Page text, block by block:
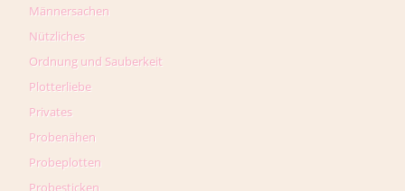
Männersachen
Nützliches
Ordnung und Sauberkeit
Plotterliebe
Privates
Probenähen
Probeplotten
Probesticken